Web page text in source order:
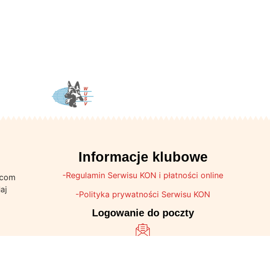
Informacje klubowe
-Regulamin Serwisu KON i płatności online
-Polityka prywatności Serwisu KON
Logowanie do poczty